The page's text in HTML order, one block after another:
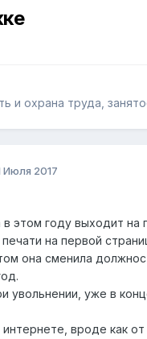
и охрана труда,
Июля 2017
этом году выходит на
печати на первой
она сменила
увольнении, уже в
вроде как